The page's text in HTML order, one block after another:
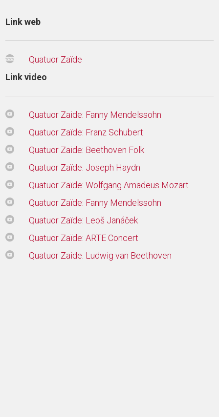
Link web
Quatuor Zaïde
Link video
Quatuor Zaide: Fanny Mendelssohn
Quatuor Zaïde: Franz Schubert
Quatuor Zaide: Beethoven Folk
Quatuor Zaïde: Joseph Haydn
Quatuor Zaïde: Wolfgang Amadeus Mozart
Quatuor Zaïde: Fanny Mendelssohn
Quatuor Zaïde: Leoš Janáček
Quatuor Zaïde: ARTE Concert
Quatuor Zaide: Ludwig van Beethoven